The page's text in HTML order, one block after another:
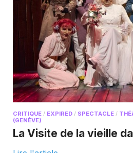
CRITIQUE / EXPIRED / SPECTACLE /
(GENÈVE)
La Visite de la vieille